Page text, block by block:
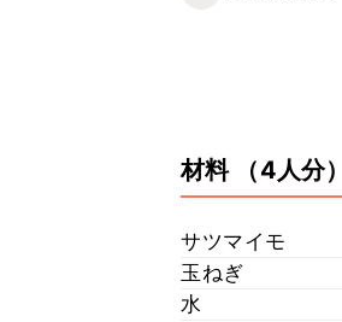
材料 （4人分）
サツマイモ
玉ねぎ
水